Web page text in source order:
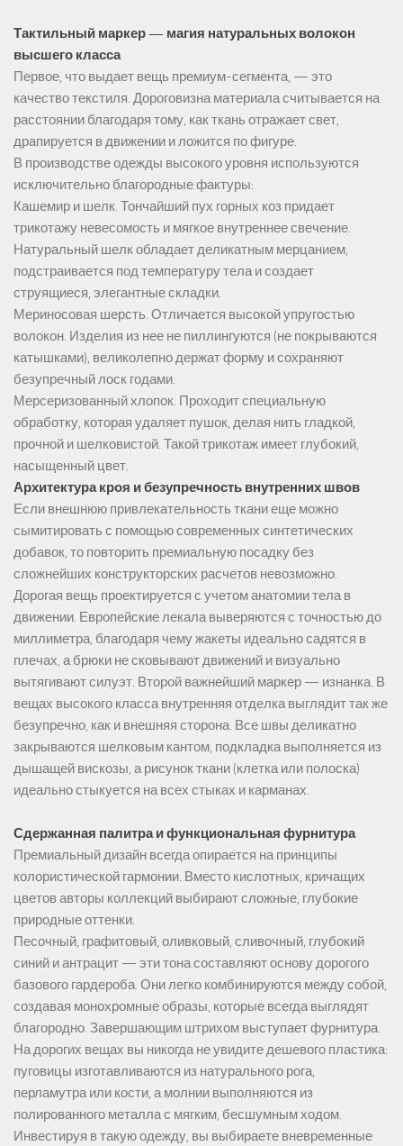
Тактильный маркер — магия натуральных волокон
высшего класса
Первое, что выдает вещь премиум-сегмента, — это
качество текстиля. Дороговизна материала считывается на
расстоянии благодаря тому, как ткань отражает свет,
драпируется в движении и ложится по фигуре.
В производстве одежды высокого уровня используются
исключительно благородные фактуры:
Кашемир и шелк. Тончайший пух горных коз придает
трикотажу невесомость и мягкое внутреннее свечение.
Натуральный шелк обладает деликатным мерцанием,
подстраивается под температуру тела и создает
струящиеся, элегантные складки.
Мериносовая шерсть. Отличается высокой упругостью
волокон. Изделия из нее не пиллингуются (не покрываются
катышками), великолепно держат форму и сохраняют
безупречный лоск годами.
Мерсеризованный хлопок. Проходит специальную
обработку, которая удаляет пушок, делая нить гладкой,
прочной и шелковистой. Такой трикотаж имеет глубокий,
насыщенный цвет.
Архитектура кроя и безупречность внутренних швов
Если внешнюю привлекательность ткани еще можно
сымитировать с помощью современных синтетических
добавок, то повторить премиальную посадку без
сложнейших конструкторских расчетов невозможно.
Дорогая вещь проектируется с учетом анатомии тела в
движении. Европейские лекала выверяются с точностью до
миллиметра, благодаря чему жакеты идеально садятся в
плечах, а брюки не сковывают движений и визуально
вытягивают силуэт. Второй важнейший маркер — изнанка. В
вещах высокого класса внутренняя отделка выглядит так же
безупречно, как и внешняя сторона. Все швы деликатно
закрываются шелковым кантом, подкладка выполняется из
дышащей вискозы, а рисунок ткани (клетка или полоска)
идеально стыкуется на всех стыках и карманах.
Сдержанная палитра и функциональная фурнитура
Премиальный дизайн всегда опирается на принципы
колористической гармонии. Вместо кислотных, кричащих
цветов авторы коллекций выбирают сложные, глубокие
природные оттенки.
Песочный, графитовый, оливковый, сливочный, глубокий
синий и антрацит — эти тона составляют основу дорогого
базового гардероба. Они легко комбинируются между собой,
создавая монохромные образы, которые всегда выглядят
благородно. Завершающим штрихом выступает фурнитура.
На дорогих вещах вы никогда не увидите дешевого пластика:
пуговицы изготавливаются из натурального рога,
перламутра или кости, а молнии выполняются из
полированного металла с мягким, бесшумным ходом.
Инвестируя в такую одежду, вы выбираете вневременные